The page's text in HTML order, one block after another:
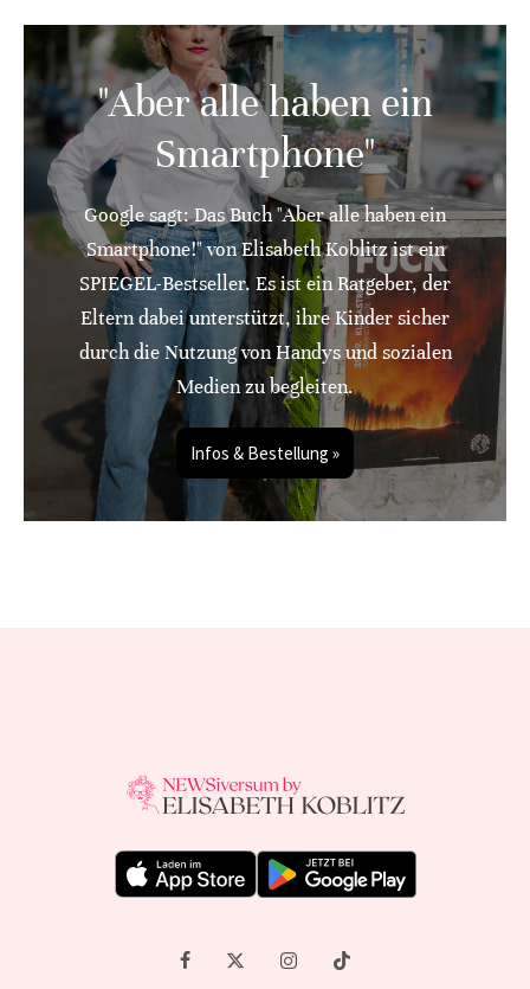
"Aber alle haben ein
Smartphone"
Google sagt: Das Buch "Aber alle haben ein
Smartphone!" von Elisabeth Koblitz ist ein
SPIEGEL-Bestseller. Es ist ein Ratgeber, der
Eltern dabei unterstützt, ihre Kinder sicher
durch die Nutzung von Handys und sozialen
Medien zu begleiten.
Infos & Bestellung »